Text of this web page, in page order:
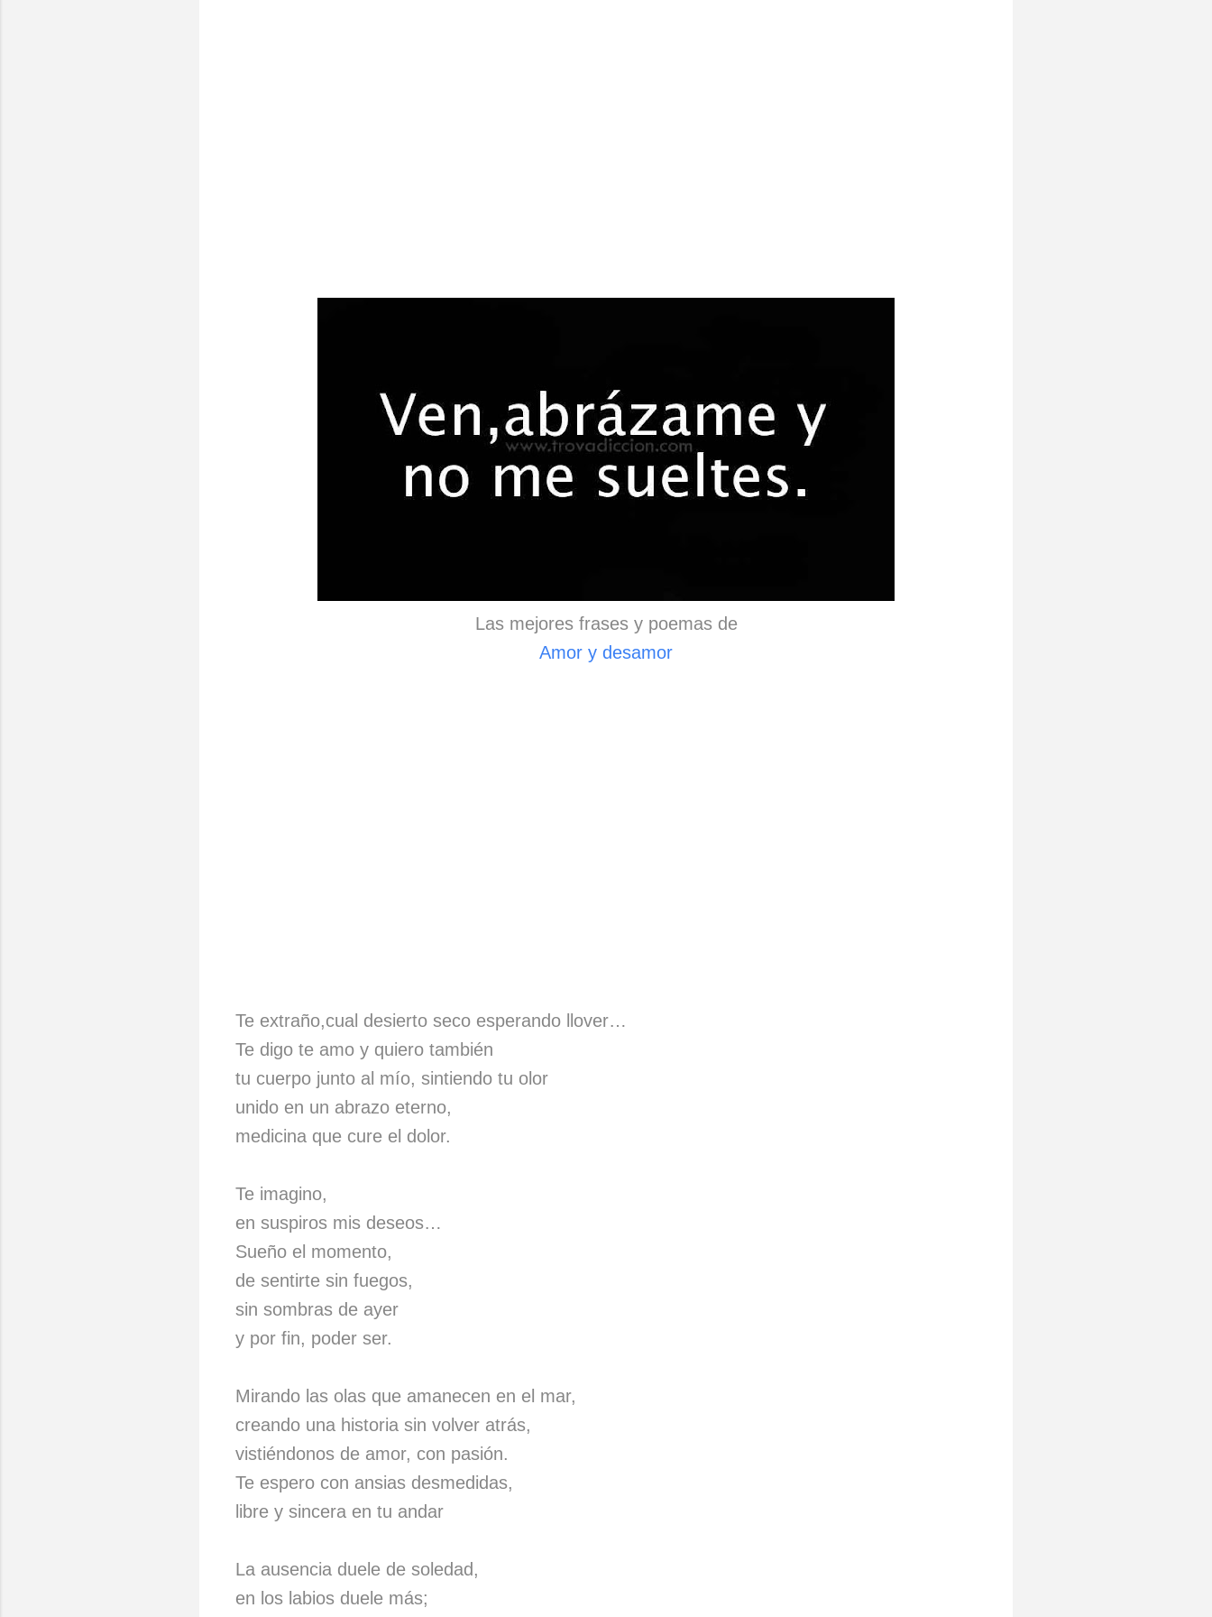
Las mejores frases y poemas de
Amor y desamor
Te extraño,cual desierto seco esperando llover…
Te digo te amo y quiero también
tu cuerpo junto al mío, sintiendo tu olor
unido en un abrazo eterno,
medicina que cure el dolor.
Te imagino,
en suspiros mis deseos…
Sueño el momento,
de sentirte sin fuegos,
sin sombras de ayer
y por fin, poder ser.
Mirando las olas que amanecen en el mar,
creando una historia sin volver atrás,
vistiéndonos de amor, con pasión.
Te espero con ansias desmedidas,
libre y sincera en tu andar
La ausencia duele de soledad,
en los labios duele más;